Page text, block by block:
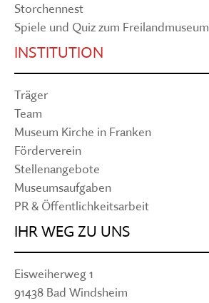
Storchennest
Spiele und Quiz zum Freilandmuseum
INSTITUTION
Träger
Team
Museum Kirche in Franken
Förderverein
Stellenangebote
Museumsaufgaben
PR & Öffentlichkeitsarbeit
IHR WEG ZU UNS
Eisweiherweg 1
91438 Bad Windsheim